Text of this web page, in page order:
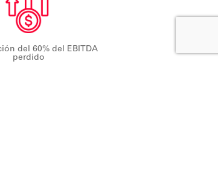
del 60% del EBITDA
perdido